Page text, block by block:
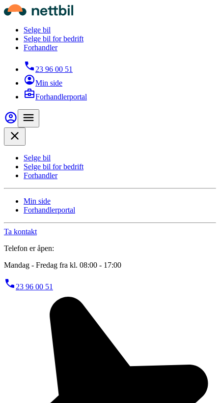
Hopp til hovedinnhold
Nettbil
Selge bil
Selge bil for bedrift
Forhandler
23 96 00 51
Min side
Forhandlerportal
Min side
Selge bil
Selge bil for bedrift
Forhandler
Min side
Forhandlerportal
Ta kontakt
Telefon er åpen:
Mandag - Fredag fra kl. 08:00 - 17:00
23 96 00 51